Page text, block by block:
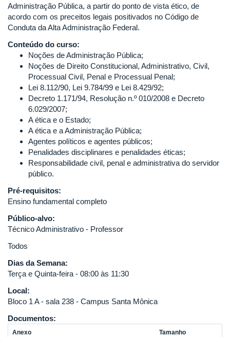
Administração Pública, a partir do ponto de vista ético, de
acordo com os preceitos legais positivados no Código de
Conduta da Alta Administração Federal.
Conteúdo do curso:
Noções de Administração Pública;
Noções de Direito Constitucional, Administrativo, Civil,
Processual Civil, Penal e Processual Penal;
Lei 8.112/90, Lei 9.784/99 e Lei 8.429/92;
Decreto 1.171/94, Resolução n.º 010/2008 e Decreto
6.029/2007;
A ética e o Estado;
A ética e a Administração Pública;
Agentes políticos e agentes públicos;
Penalidades disciplinares e penalidades éticas;
Responsabilidade civil, penal e administrativa do servidor
público.
Pré-requisitos:
Ensino fundamental completo
Público-alvo:
Técnico Administrativo - Professor
Todos
Dias da Semana:
Terça e Quinta-feira - 08:00 às 11:30
Local:
Bloco 1 A - sala 238 - Campus Santa Mônica
Documentos:
Anexo Tamanho